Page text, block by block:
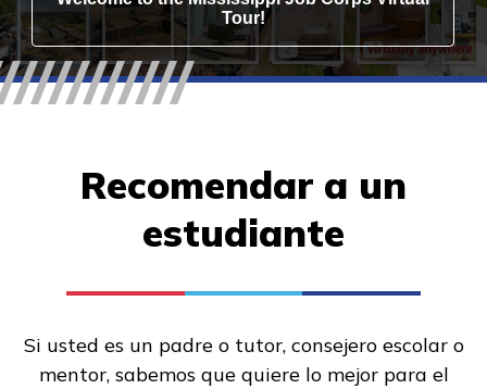
Recomendar a un
estudiante
Si usted es un padre o tutor, consejero escolar o
mentor, sabemos que quiere lo mejor para el